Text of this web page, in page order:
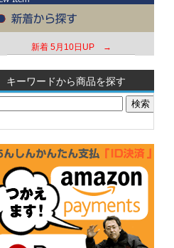
新着 5月10日UP →
キーワードから商品を探す